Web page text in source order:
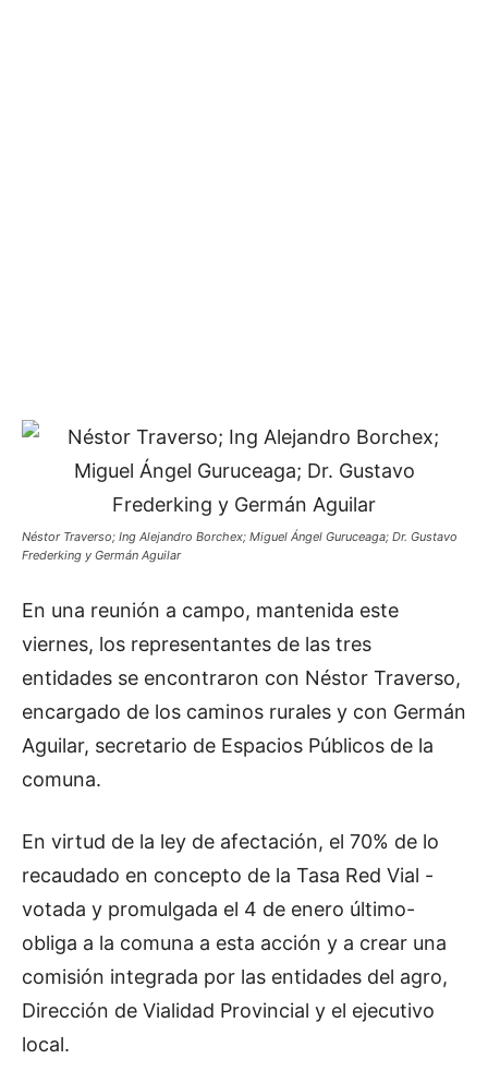
Néstor Traverso; Ing Alejandro Borchex; Miguel Ángel Guruceaga; Dr. Gustavo
Frederking y Germán Aguilar
En una reunión a campo, mantenida este
viernes, los representantes de las tres
entidades se encontraron con Néstor Traverso,
encargado de los caminos rurales y con Germán
Aguilar, secretario de Espacios Públicos de la
comuna.
En virtud de la ley de afectación, el 70% de lo
recaudado en concepto de la Tasa Red Vial -
votada y promulgada el 4 de enero último-
obliga a la comuna a esta acción y a crear una
comisión integrada por las entidades del agro,
Dirección de Vialidad Provincial y el ejecutivo
local.